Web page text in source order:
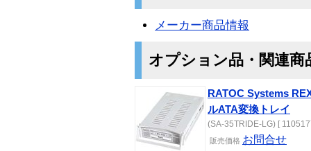
メーカー商品情報
オプション品・関連商
RATOC Systems
ルATA変換トレイ
(SA-35TRIDE-LG) [
販売価格 お問合せ